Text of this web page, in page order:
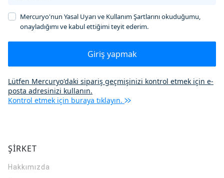
Mercuryo'nun Yasal Uyarı ve Kullanım Şartlarını okuduğumu,
onayladığımı ve kabul ettiğimi teyit ederim.
Giriş yapmak
Lütfen Mercuryo'daki sipariş geçmişinizi kontrol etmek için e-
posta adresinizi kullanın.
Kontrol etmek için buraya tıklayın.
ŞİRKET
Hakkımızda